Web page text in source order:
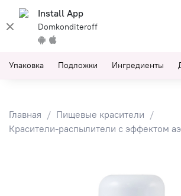
Install App
Domkonditeroff
Упаковка Подложки Ингредиенты
Главная
Пищевые красители
Красители-распылители с эффектом